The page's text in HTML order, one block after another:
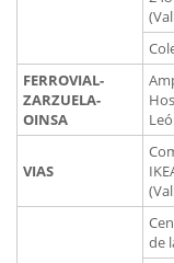
FERROVIAL-
ZARZUELA-
OINSA
VIAS
de